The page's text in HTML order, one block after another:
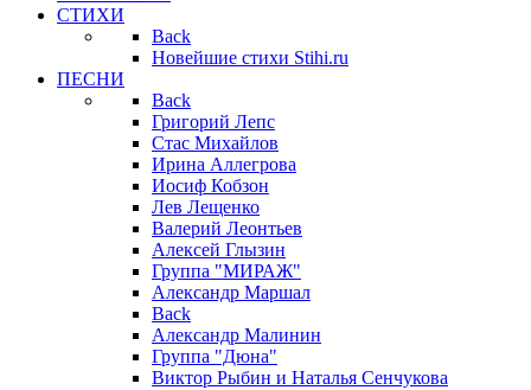
СТИХИ
Back
Новейшие стихи Stihi.ru
ПЕСНИ
Back
Григорий Лепс
Стас Михайлов
Ирина Аллегрова
Иосиф Кобзон
Лев Лещенко
Валерий Леонтьев
Алексей Глызин
Группа "МИРАЖ"
Александр Маршал
Back
Александр Малинин
Группа "Дюна"
Виктор Рыбин и Наталья Сенчукова